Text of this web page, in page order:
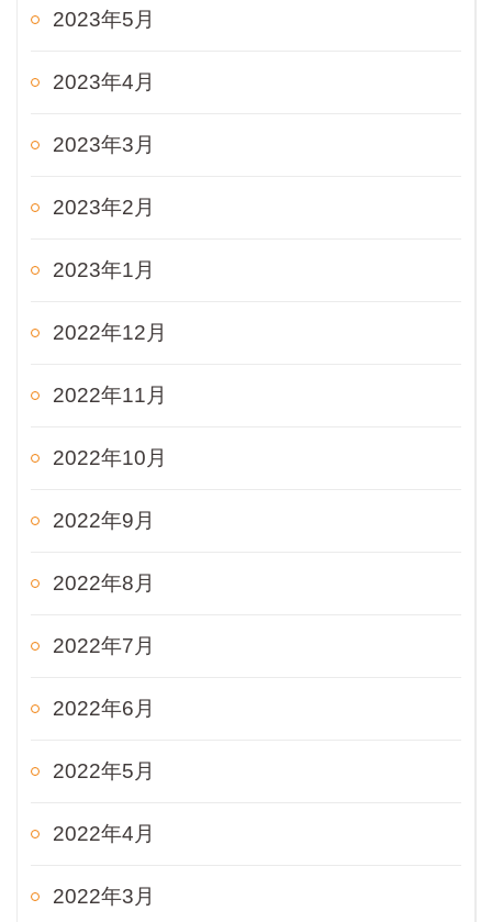
2023年5月
2023年4月
2023年3月
2023年2月
2023年1月
2022年12月
2022年11月
2022年10月
2022年9月
2022年8月
2022年7月
2022年6月
2022年5月
2022年4月
2022年3月